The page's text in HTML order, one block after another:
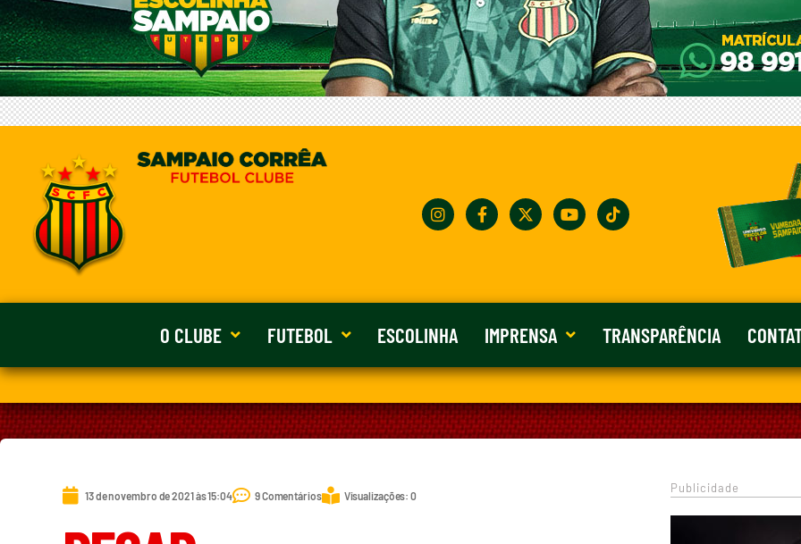
O CLUBE FUTEBOL ESCOLINHA IMPRENSA TRANSPARÊNCIA
13 de novembro de 2021 às 15:04 9 Comentários Visualizações: 0
Publicidade